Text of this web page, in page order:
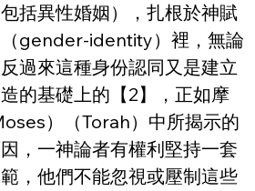
括異性婚姻），扎根於神賦
gender-identity）裡，無論
過來這種身份認同又是建立
的基礎上的【2】，正如摩
）（Torah）中所揭示的
，一神論者有權利堅持一套
，他們不能忽視或壓制這些